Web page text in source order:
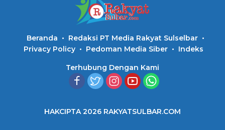
Beranda
Redaksi PT Media Rakyat Sulselbar
Privacy Policy
Pedoman Media Siber Indeks
Terhubung Dengan Kami
HAKCIPTA 2026 RAKYATSULBAR.COM